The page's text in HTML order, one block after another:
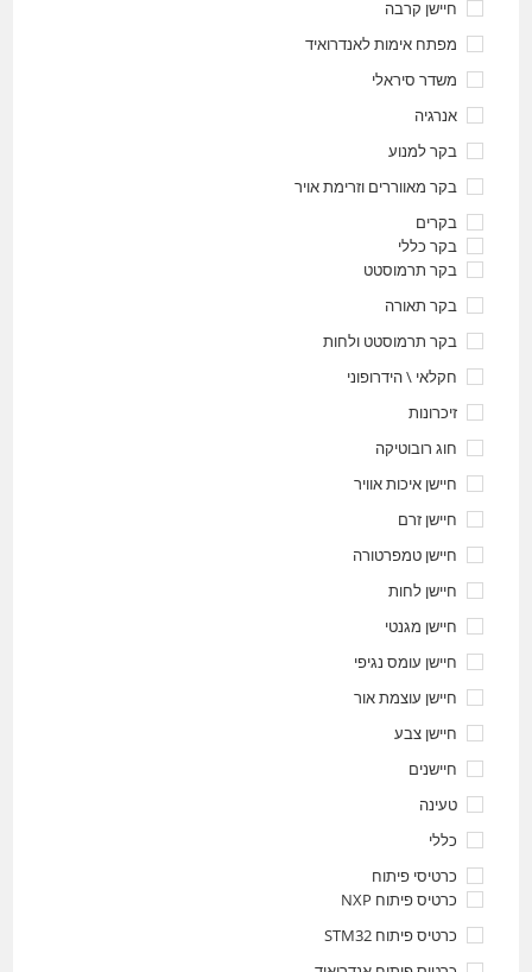
חיישן קרבה
מפתח אימות לאנדרואיד
משדר סיראלי
אנרגיה
בקר למנוע
בקר מאווררים וזרימת אויר
בקרים
בקר כללי
בקר תרמוסטט
בקר תאורה
בקר תרמוסטט ולחות
חקלאי \ הידרופוני
זיכרונות
חוג רובוטיקה
חיישן איכות אוויר
חיישן זרם
חיישן טמפרטורה
חיישן לחות
חיישן מגנטי
חיישן עומס נגיפי
חיישן עוצמת אור
חיישן צבע
חיישנים
טעינה
כללי
כרטיסי פיתוח
כרטיס פיתוח NXP
כרטיס פיתוח STM32